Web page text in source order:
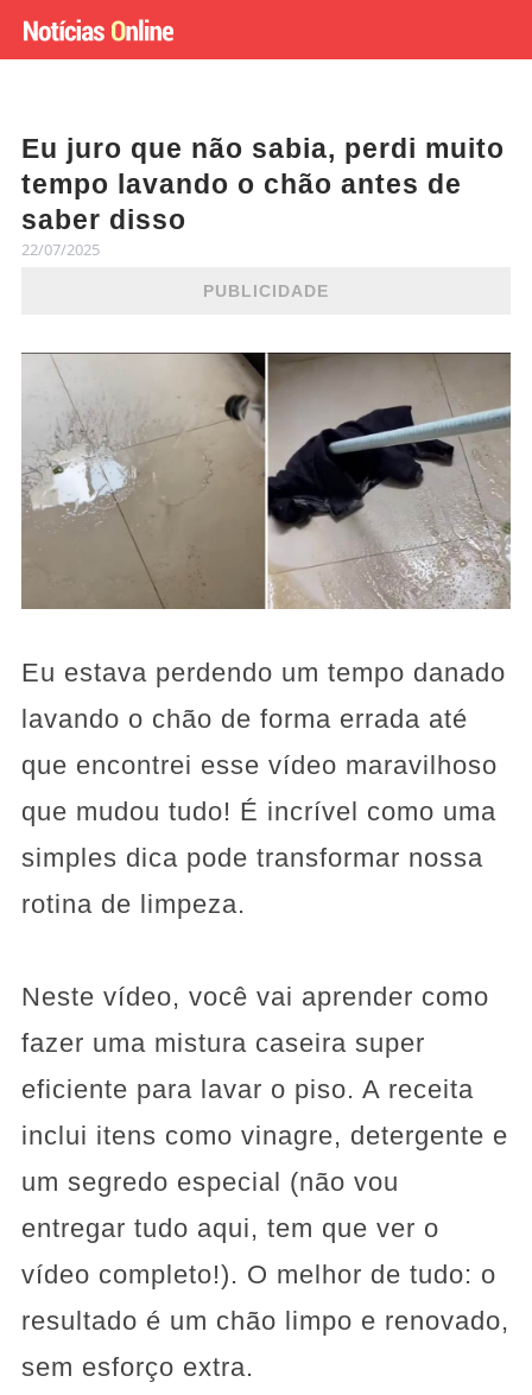
Eu juro que não sabia, perdi muito
tempo lavando o chão antes de
saber disso
22/07/2025
PUBLICIDADE
Eu estava perdendo um tempo danado
lavando o chão de forma errada até
que encontrei esse vídeo maravilhoso
que mudou tudo! É incrível como uma
simples dica pode transformar nossa
rotina de limpeza.
Neste vídeo, você vai aprender como
fazer uma mistura caseira super
eficiente para lavar o piso. A receita
inclui itens como vinagre, detergente e
um segredo especial (não vou
entregar tudo aqui, tem que ver o
vídeo completo!). O melhor de tudo: o
resultado é um chão limpo e renovado,
sem esforço extra.